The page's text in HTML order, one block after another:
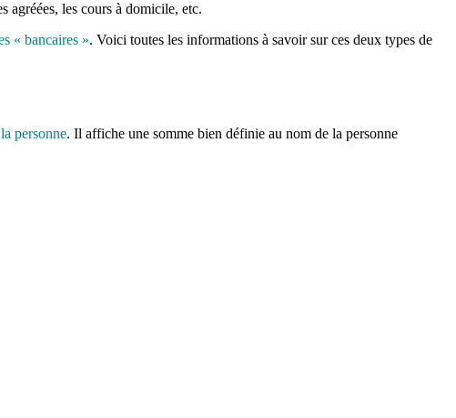
agréées, les cours à domicile, etc.
« bancaires ». Voici toutes les informations à savoir sur ces deux types de
personne. Il affiche une somme bien définie au nom de la personne